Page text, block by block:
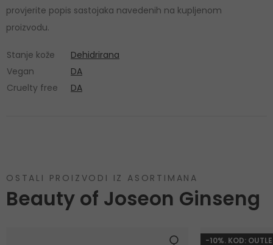
provjerite popis sastojaka navedenih na kupljenom
proizvodu.
Stanje kože
Dehidrirana
Vegan
DA
Cruelty free
DA
OSTALI PROIZVODI IZ ASORTIMANA
Beauty of Joseon Ginseng
-10%. KOD: